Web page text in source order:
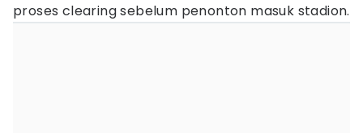
proses clearing sebelum penonton masuk stadion.